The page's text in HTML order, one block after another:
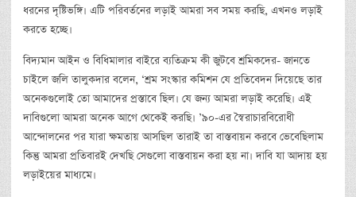
ধরনের দৃষ্টিভঙ্গি। এটি পরিবর্তনের লড়াই আমরা সব সময় করছি, এখনও লড়াই
করতে হচ্ছে।
বিদ্যমান আইন ও বিধিমালার বাইরে ব্যতিক্রম কী জুটবে শ্রমিকদের- জানতে
চাইলে জলি তালুকদার বলেন, ‘শ্রম সংস্কার কমিশন যে প্রতিবেদন দিয়েছে তার
অনেকগুলোই তো আমাদের প্রস্তাবে ছিল। যে জন্য আমরা লড়াই করেছি। এই
দাবিগুলো আমরা অনেক আগে থেকেই করছি। ’৯০-এর স্বৈরাচারবিরোধী
আন্দোলনের পর যারা ক্ষমতায় আসছিল তারাই তা বাস্তবায়ন করবে ভেবেছিলাম
কিন্তু আমরা প্রতিবারই দেখছি সেগুলো বাস্তবায়ন করা হয় না। দাবি যা আদায় হয়
লড়াইয়ের মাধ্যমে।